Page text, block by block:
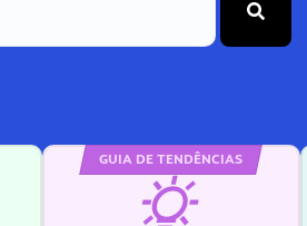
GUIA DE TENDÊNCIAS